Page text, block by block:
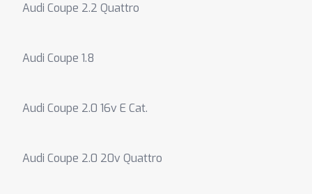
Audi Coupe 2.2 Quattro
Audi Coupe 1.8
Audi Coupe 2.0 16v E Cat.
Audi Coupe 2.0 20v Quattro